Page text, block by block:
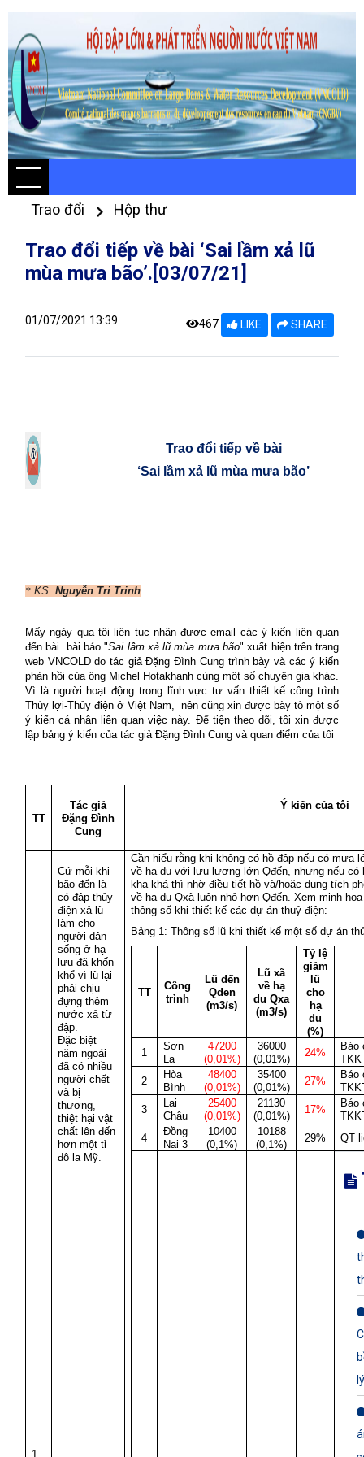
Trao đổi Hộp thư
Trao đổi tiếp về bài ‘Sai lầm xả lũ
mùa mưa bão’.[03/07/21]
01/07/2021 13:39 467 LIKE SHARE
Trao đổi tiếp về bài
‘Sai lầm xả lũ mùa mưa bão’
* KS. Nguyễn Tri Trinh
Mấy ngày qua tôi liên tục nhận được email các ý kiến liên quan
đến bài
bài báo "Sai lầm xả lũ mùa mưa bão" xuất hiện trên trang
web VNCOLD do tác giả Đặng Đình Cung trình bày và các ý kiến
phản hồi của ông Michel Hotakhanh cùng một số chuyên gia khác.
Vì là người hoạt động trong lĩnh vực tư vấn thiết kế công trình
Thủy lợi-Thủy điện ở Việt Nam, nên cũng xin được bày tỏ một số
ý kiến cá nhân liên quan việc này. Để tiện theo dõi, tôi xin được
lập bảng ý kiến của tác giả Đặng Đình Cung và quan điểm của tôi
TT
Tác giả
Đặng Đình
Cung
Ý kiến của tôi
1
Cứ mỗi khi
bão đến là
có đập thủy
điện xả lũ
làm cho
người dân
sống ở hạ
lưu đã khốn
khổ vì lũ lại
phải chịu
đựng thêm
nước xả từ
đập.
Đặc biệt
năm ngoái
đã có nhiều
người chết
và bị
thương,
thiệt hại vật
chất lên đến
hơn một tỉ
đô la Mỹ.
Cần hiểu rằng khi không có hồ đập nếu có mưa
về hạ du với lưu lượng lớn Qđến, nhưng nếu có
kha khá thì nhờ điều tiết hồ và/hoặc dung tích
về hạ du Qxã luôn nhỏ hơn Qđến. Xem minh
thông số khi thiết kế các dự án thuỷ điện:
Bảng 1: Thông số lũ khi thiết kế một số dự án
TT
Công
trình
Lũ đến
Qden
(m3/s)
Lũ xã
về hạ
du Qxa
(m3/s)
Tỷ lệ
giảm
lũ
cho
hạ
du
(%)
1
Sơn
La
47200
(0,01%)
36000
(0,01%)
24%
Báo
2
Hòa
Bình
48400
(0,01%)
35400
(0,01%)
27%
Báo
3
Lai
Châu
25400
(0,01%)
21130
(0,01%)
17%
Báo
4
Đồng
Nai 3
10400
(0,1%)
10188
(0,1%)
29% QT